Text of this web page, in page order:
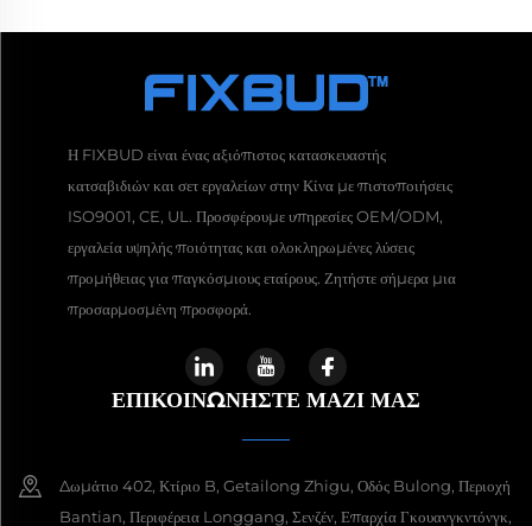
Η FIXBUD είναι ένας αξιόπιστος κατασκευαστής
κατσαβιδιών και σετ εργαλείων στην Κίνα με πιστοποιήσεις
ISO9001, CE, UL. Προσφέρουμε υπηρεσίες OEM/ODM,
εργαλεία υψηλής ποιότητας και ολοκληρωμένες λύσεις
προμήθειας για παγκόσμιους εταίρους. Ζητήστε σήμερα μια
προσαρμοσμένη προσφορά.
ΕΠΙΚΟΙΝΩΝΉΣΤΕ ΜΑΖΊ ΜΑΣ
Δωμάτιο 402, Κτίριο B, Getailong Zhigu, Οδός Bulong, Περιοχή
Bantian, Περιφέρεια Longgang, Σενζέν, Επαρχία Γκουανγκντόνγκ,